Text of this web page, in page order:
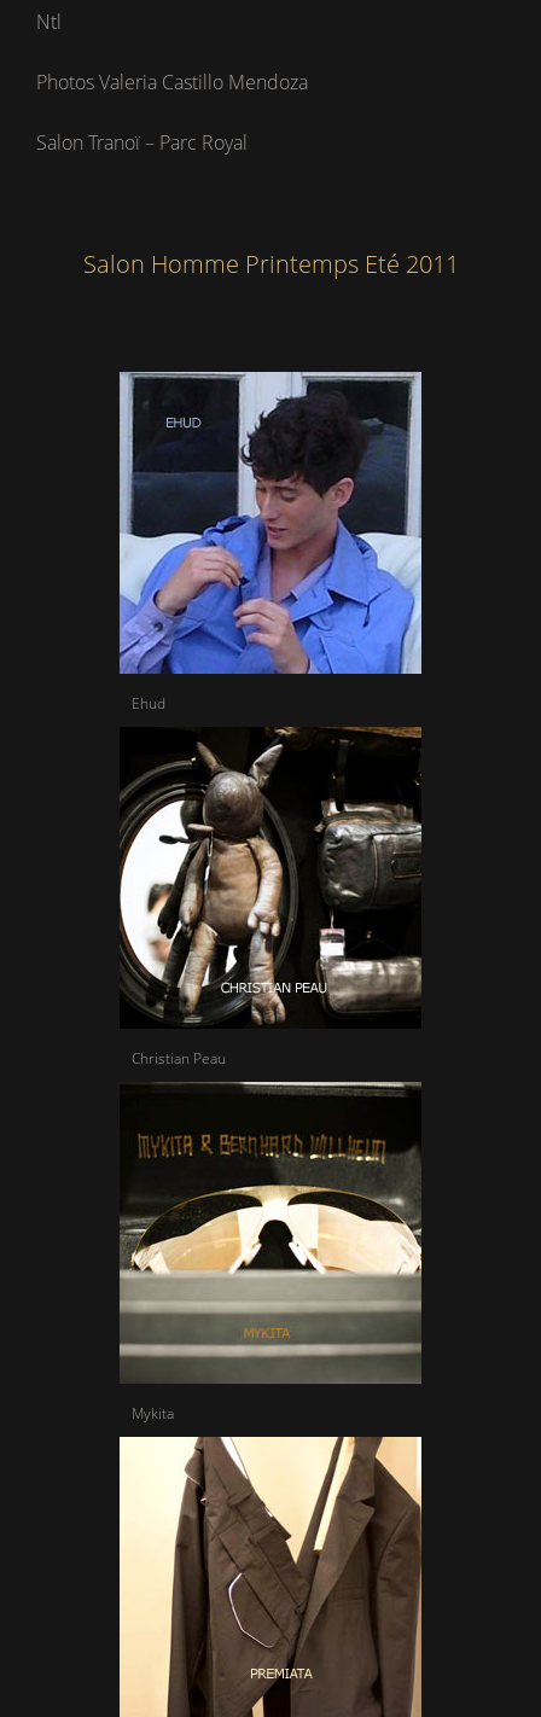
Ntl
Photos Valeria Castillo Mendoza
Salon Tranoï – Parc Royal
Salon Homme Printemps Eté 2011
Ehud
Christian Peau
Mykita